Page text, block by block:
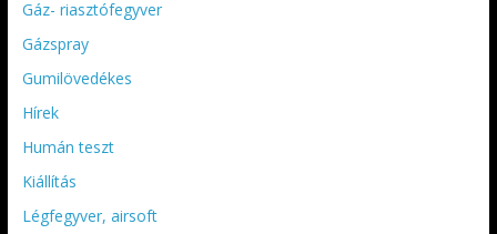
Gáz- riasztófegyver
Gázspray
Gumilövedékes
Hírek
Humán teszt
Kiállítás
Légfegyver, airsoft